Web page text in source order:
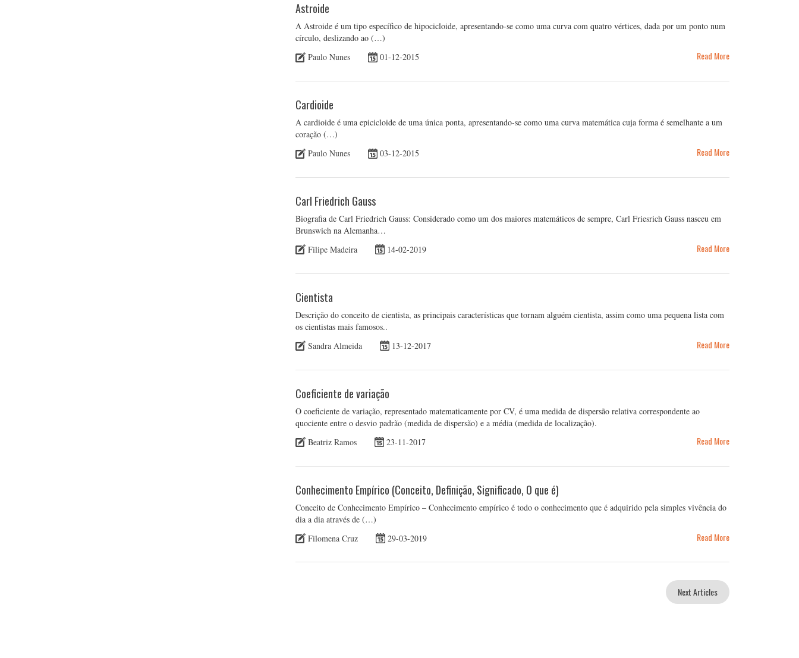
Astroide
A Astroide é um tipo específico de hipocicloide, apresentando-se como uma curva com quatro vértices, dada por um ponto num
círculo, deslizando ao (…)
Paulo Nunes
01-12-2015 Read More
Cardioide
A cardioide é uma epicicloide de uma única ponta, apresentando-se como uma curva matemática cuja forma é semelhante a um
coração (…)
Paulo Nunes
03-12-2015 Read More
Carl Friedrich Gauss
Biografia de Carl Friedrich Gauss: Considerado como um dos maiores matemáticos de sempre, Carl Friesrich Gauss nasceu em
Brunswich na Alemanha…
Filipe Madeira
14-02-2019 Read More
Cientista
Descrição do conceito de cientista, as principais características que tornam alguém cientista, assim como uma pequena lista com
os cientistas mais famosos..
Sandra Almeida
13-12-2017 Read More
Coeficiente de variação
O coeficiente de variação, representado matematicamente por CV, é uma medida de dispersão relativa correspondente ao
quociente entre o desvio padrão (medida de dispersão) e a média (medida de localização).
Beatriz Ramos
23-11-2017 Read More
Conhecimento Empírico (Conceito, Definição, Significado, O que é)
Conceito de Conhecimento Empírico – Conhecimento empírico é todo o conhecimento que é adquirido pela simples vivência do
dia a dia através de (…)
Filomena Cruz
29-03-2019 Read More
Next Articles